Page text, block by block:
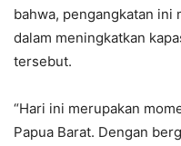
bahwa, pengangkatan ini
dalam meningkatkan
tersebut.
“Hari ini merupakan
Papua Barat. Dengan